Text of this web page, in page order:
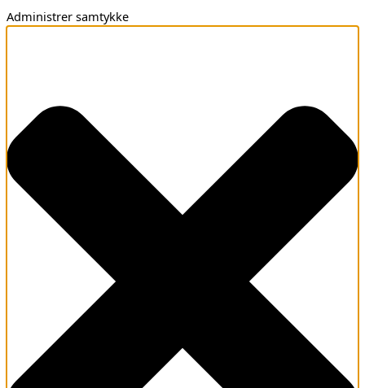
Administrer samtykke